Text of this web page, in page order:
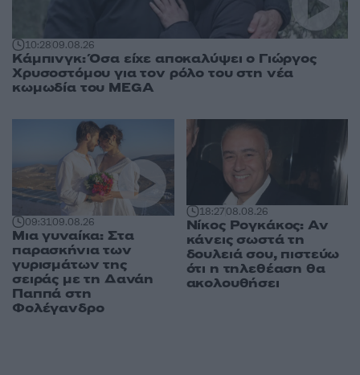
10:2809.08.26
Κάμπινγκ: Όσα είχε αποκαλύψει ο Γιώργος
Χρυσοστόμου για τον ρόλο του στη νέα
κωμωδία του MEGA
09:3109.08.26
Μια γυναίκα: Στα
παρασκήνια των
γυρισμάτων της
σειράς με τη Δανάη
Παππά στη
Φολέγανδρο
18:2708.08.26
Νίκος Ρογκάκος: Αν
κάνεις σωστά τη
δουλειά σου, πιστεύω
ότι η τηλεθέαση θα
ακολουθήσει